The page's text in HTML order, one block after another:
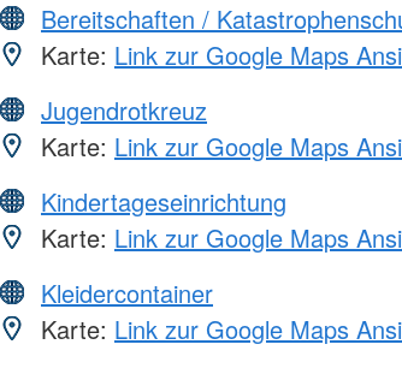
Bereitschaften /
Karte: Link zur Google Maps
Jugendrotkreuz
Karte: Link zur Google Maps
Kindertageseinrichtung
Karte: Link zur Google Maps
Kleidercontainer
Karte: Link zur Google Maps